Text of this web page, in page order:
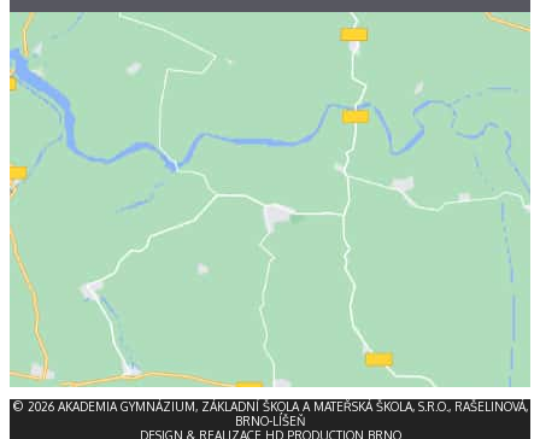
© 2026 AKADEMIA GYMNÁZIUM, ZÁKLADNÍ ŠKOLA A MATEŘSKÁ ŠKOLA, S.R.O., RAŠELINOVÁ,
BRNO-LÍŠEŇ
DESIGN & REALIZACE HD PRODUCTION BRNO